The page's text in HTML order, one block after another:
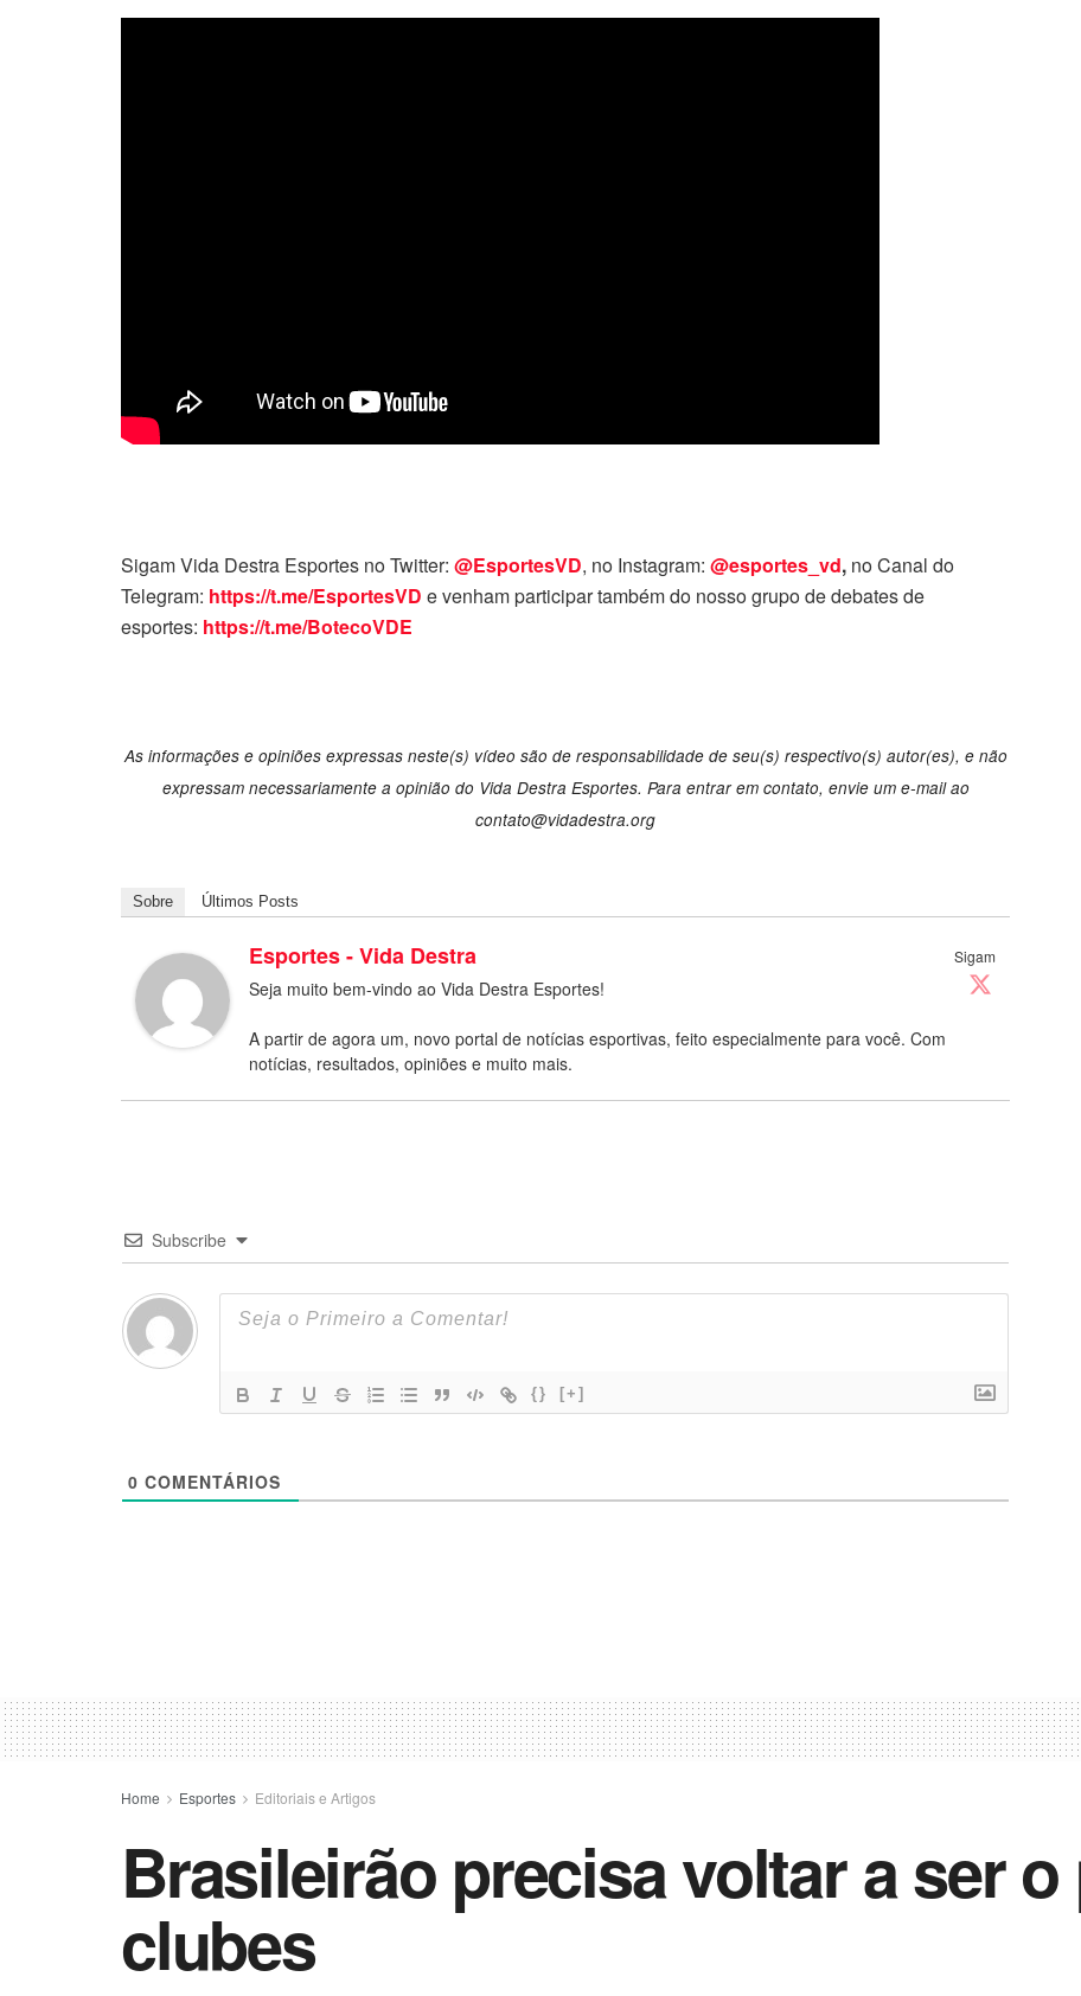
Sigam Vida Destra Esportes no Twitter: @EsportesVD, no Instagram: @esportes_vd, no Canal do
Telegram: https://t.me/EsportesVD e venham participar também do nosso grupo de debates de
esportes: https://t.me/BotecoVDE
As informações e opiniões expressas neste(s) vídeo são de responsabilidade de seu(s) respectivo(s) autor(es), e não
expressam necessariamente a opinião do Vida Destra Esportes. Para entrar em contato, envie um e-mail ao
contato@vidadestra.org
Sobre Últimos Posts
Sigam
Esportes - Vida Destra
Seja muito bem-vindo ao Vida Destra Esportes!
A partir de agora um, novo portal de notícias esportivas, feito especialmente para você. Com
notícias, resultados, opiniões e muito mais.
Subscribe
{} [+]
0 COMENTÁRIOS
Home Esportes Editoriais e Artigos
Brasileirão precisa voltar a ser
clubes